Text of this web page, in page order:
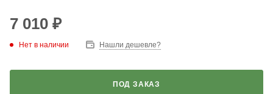
7 010 ₽
Нет в наличии Нашли дешевле?
ПОД ЗАКАЗ